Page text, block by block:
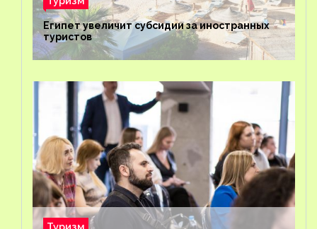
Египет увеличит субсидии за иностранных
туристов
Туризм